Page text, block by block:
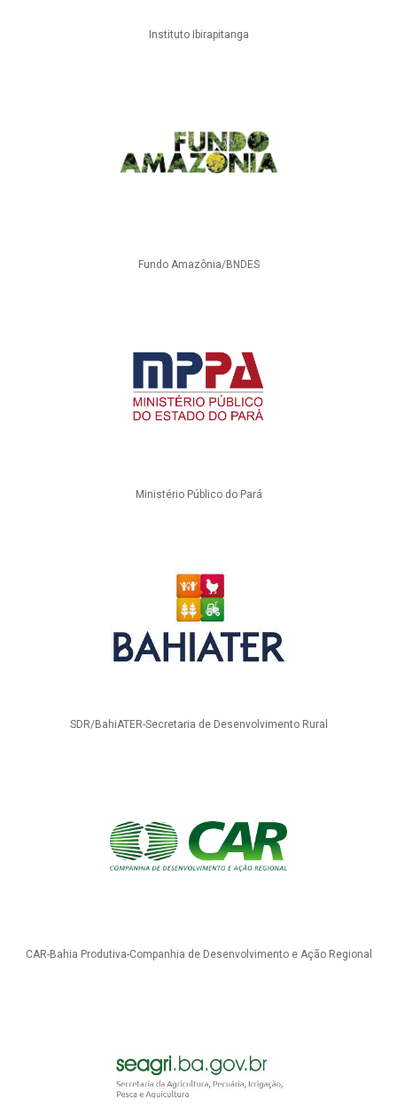
Instituto Ibirapitanga
Fundo Amazônia/BNDES
Ministério Público do Pará
SDR/BahiATER-Secretaria de Desenvolvimento Rural
CAR-Bahia Produtiva-Companhia de Desenvolvimento e Ação Regional